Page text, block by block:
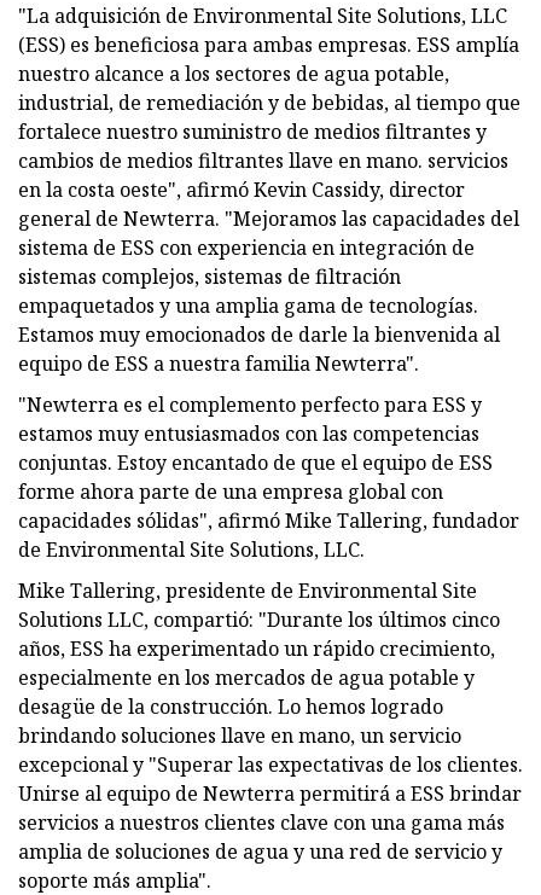
"La adquisición de Environmental Site Solutions, LLC
(ESS) es beneficiosa para ambas empresas. ESS amplía
nuestro alcance a los sectores de agua potable,
industrial, de remediación y de bebidas, al tiempo que
fortalece nuestro suministro de medios filtrantes y
cambios de medios filtrantes llave en mano. servicios
en la costa oeste", afirmó Kevin Cassidy, director
general de Newterra. "Mejoramos las capacidades del
sistema de ESS con experiencia en integración de
sistemas complejos, sistemas de filtración
empaquetados y una amplia gama de tecnologías.
Estamos muy emocionados de darle la bienvenida al
equipo de ESS a nuestra familia Newterra".
"Newterra es el complemento perfecto para ESS y
estamos muy entusiasmados con las competencias
conjuntas. Estoy encantado de que el equipo de ESS
forme ahora parte de una empresa global con
capacidades sólidas", afirmó Mike Tallering, fundador
de Environmental Site Solutions, LLC.
Mike Tallering, presidente de Environmental Site
Solutions LLC, compartió: "Durante los últimos cinco
años, ESS ha experimentado un rápido crecimiento,
especialmente en los mercados de agua potable y
desagüe de la construcción. Lo hemos logrado
brindando soluciones llave en mano, un servicio
excepcional y "Superar las expectativas de los clientes.
Unirse al equipo de Newterra permitirá a ESS brindar
servicios a nuestros clientes clave con una gama más
amplia de soluciones de agua y una red de servicio y
soporte más amplia".